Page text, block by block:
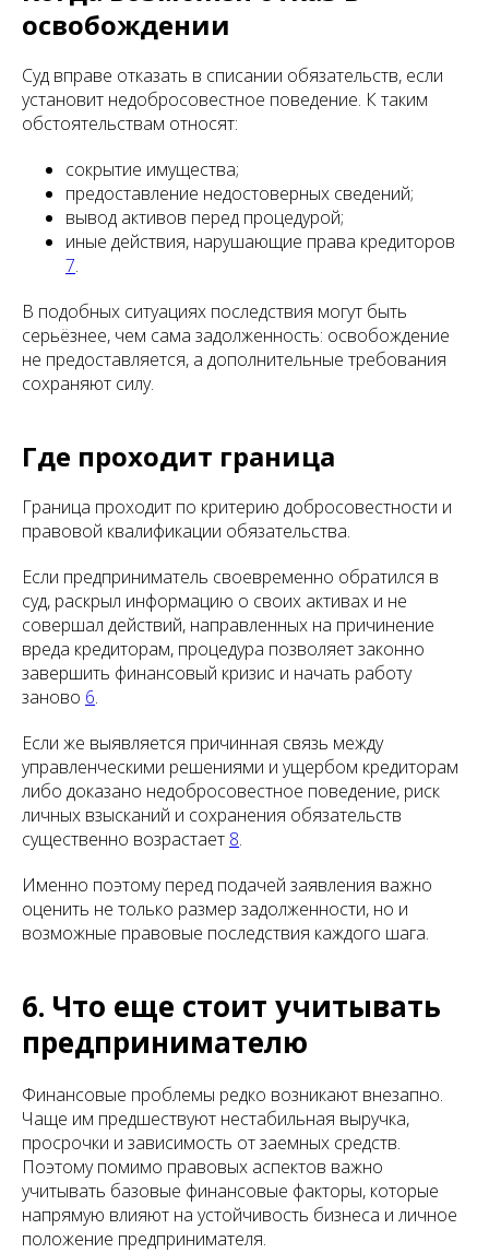
освобождении
Суд вправе отказать в списании обязательств, если
установит недобросовестное поведение. К таким
обстоятельствам относят:
сокрытие имущества;
предоставление недостоверных сведений;
вывод активов перед процедурой;
иные действия, нарушающие права кредиторов
7.
В подобных ситуациях последствия могут быть
серьёзнее, чем сама задолженность: освобождение
не предоставляется, а дополнительные требования
сохраняют силу.
Где проходит граница
Граница проходит по критерию добросовестности и
правовой квалификации обязательства.
Если предприниматель своевременно обратился в
суд, раскрыл информацию о своих активах и не
совершал действий, направленных на причинение
вреда кредиторам, процедура позволяет законно
завершить финансовый кризис и начать работу
заново 6.
Если же выявляется причинная связь между
управленческими решениями и ущербом кредиторам
либо доказано недобросовестное поведение, риск
личных взысканий и сохранения обязательств
существенно возрастает 8.
Именно поэтому перед подачей заявления важно
оценить не только размер задолженности, но и
возможные правовые последствия каждого шага.
6. Что еще стоит учитывать
предпринимателю
Финансовые проблемы редко возникают внезапно.
Чаще им предшествуют нестабильная выручка,
просрочки и зависимость от заемных средств.
Поэтому помимо правовых аспектов важно
учитывать базовые финансовые факторы, которые
напрямую влияют на устойчивость бизнеса и личное
положение предпринимателя.